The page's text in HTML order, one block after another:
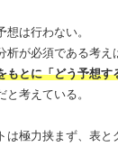
は行わない。
が必須である考え
もとに「どう予想す
考えている。
は極力挟まず、表と